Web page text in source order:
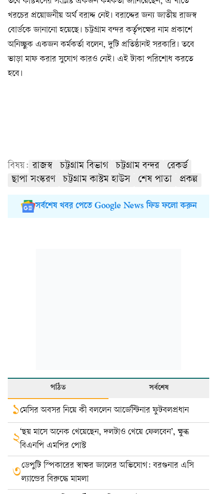
খরচের প্রয়োজনীয় অর্থ বরাদ্দ নেই। বরাদ্দের জন্য জাতীয় রাজস্ব
বোর্ডকে জানানো হয়েছে। চট্টগ্রাম বন্দর কর্তৃপক্ষের নাম প্রকাশে
অনিচ্ছুক একজন কর্মকর্তা বলেন, দুটি প্রতিষ্ঠানই সরকারি। তবে
ভাড়া মাফ করার সুযোগ কারও নেই। এই টাকা পরিশোধ করতে
হবে।
বিষয়: রাজস্ব চট্টগ্রাম বিভাগ চট্টগ্রাম বন্দর
রেকর্ড
ছাপা সংস্করণ
চট্টগ্রাম কাস্টম হাউস শেষ পাতা প্রকল্প
সর্বশেষ খবর পেতে Google News ফিড ফলো করুন
পঠিত সর্বশেষ
১মেসির অবসর নিয়ে কী বললেন আর্জেন্টিনার ফুটবলপ্রধান
২‘ছয় মাসে অনেক খেয়েছেন, দলটাও খেয়ে ফেলবেন’, ক্ষুব্ধ
বিএনপি এমপির পোস্ট
৩ডেপুটি স্পিকারের স্বাক্ষর জালের অভিযোগ: বরগুনার এসি
ল্যান্ডের বিরুদ্ধে মামলা